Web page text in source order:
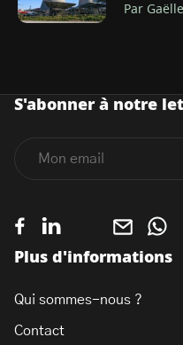
Par
Plus d'informations
Qui sommes-nous ?
Contact
S'abonner à notre